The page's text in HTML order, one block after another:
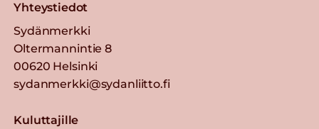
Yhteystiedot
Sydänmerkki
Oltermannintie 8
00620 Helsinki
sydanmerkki@sydanliitto.fi
Kuluttajille